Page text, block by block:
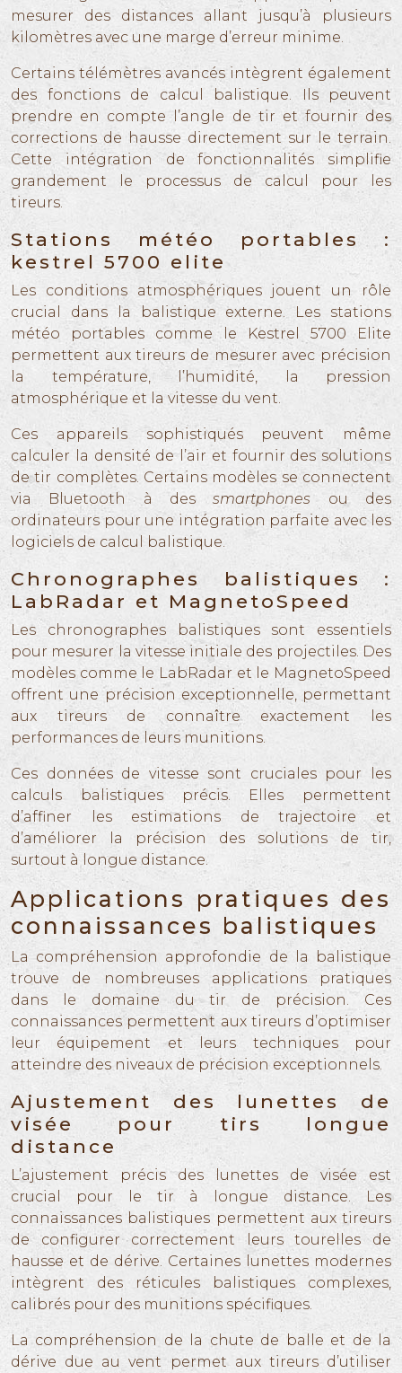
mesurer des distances allant jusqu’à plusieurs
kilomètres avec une marge d’erreur minime.
Certains télémètres avancés intègrent également
des fonctions de calcul balistique. Ils peuvent
prendre en compte l’angle de tir et fournir des
corrections de hausse directement sur le terrain.
Cette intégration de fonctionnalités simplifie
grandement le processus de calcul pour les
tireurs.
Stations météo portables :
kestrel 5700 elite
Les conditions atmosphériques jouent un rôle
crucial dans la balistique externe. Les stations
météo portables comme le Kestrel 5700 Elite
permettent aux tireurs de mesurer avec précision
la température, l’humidité, la pression
atmosphérique et la vitesse du vent.
Ces appareils sophistiqués peuvent même
calculer la densité de l’air et fournir des solutions
de tir complètes. Certains modèles se connectent
via Bluetooth à dessmartphones ou des
ordinateurs pour une intégration parfaite avec les
logiciels de calcul balistique.
Chronographes balistiques :
LabRadar et MagnetoSpeed
Les chronographes balistiques sont essentiels
pour mesurer la vitesse initiale des projectiles. Des
modèles comme le LabRadar et le MagnetoSpeed
offrent une précision exceptionnelle, permettant
aux tireurs de connaître exactement les
performances de leurs munitions.
Ces données de vitesse sont cruciales pour les
calculs balistiques précis. Elles permettent
d’affiner les estimations de trajectoire et
d’améliorer la précision des solutions de tir,
surtout à longue distance.
Applications pratiques des
connaissances balistiques
La compréhension approfondie de la balistique
trouve de nombreuses applications pratiques
dans le domaine du tir de précision. Ces
connaissances permettent aux tireurs d’optimiser
leur équipement et leurs techniques pour
atteindre des niveaux de précision exceptionnels.
Ajustement des lunettes de
visée pour tirs longue
distance
L’ajustement précis des lunettes de visée est
crucial pour le tir à longue distance. Les
connaissances balistiques permettent aux tireurs
de configurer correctement leurs tourelles de
hausse et de dérive. Certaines lunettes modernes
intègrent des réticules balistiques complexes,
calibrés pour des munitions spécifiques.
La compréhension de la chute de balle et de la
dérive due au vent permet aux tireurs d’utiliser